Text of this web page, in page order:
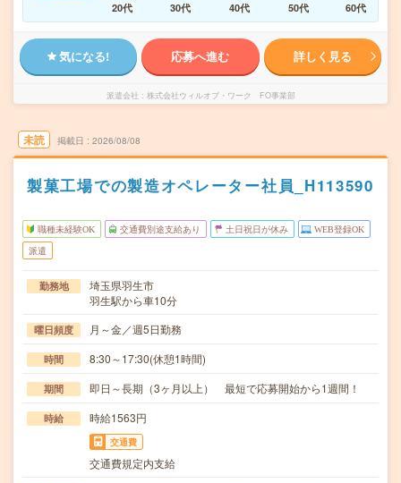
20代
30代 40代 50代 60代
気になる! 応募へ進む 詳しく見る
派遣会社 株式会社ウィルオブ・ワーク FO事業部
未読 掲載日 2026/08/08
製菓工場での製造オペレーター社員_H113590
職種未経験OK 交通費別途支給あり 土日祝日が休み WEB登録OK
派遣
勤務地
埼玉県羽生市
羽生駅から車10分
曜日頻度 月～金／週5日勤務
時間 8:30～17:30(休憩1時間)
期間 即日～長期（3ヶ月以上） 最短で応募開始から1週間！
時給 時給1563円
交通費
交通費規定内支給